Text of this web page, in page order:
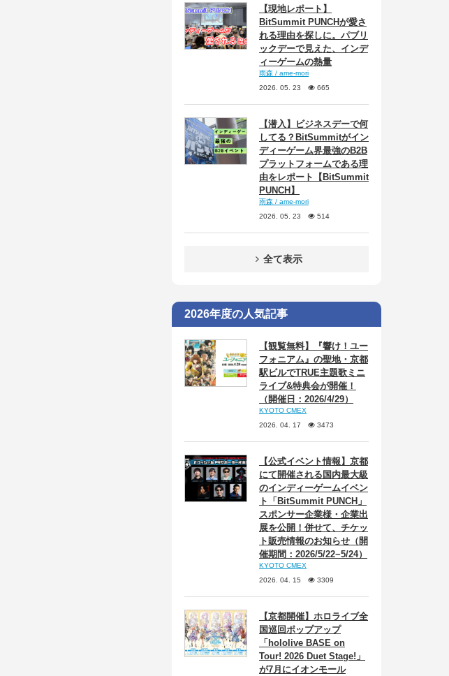
【現地レポート】
BitSummit PUNCHが愛さ
れる理由を探しに。パブリ
ックデーで見えた、インデ
ィーゲームの熱量
雨森 / ame-mori
2026. 05. 23
665
【潜入】ビジネスデーで何
してる？BitSummitがイン
ディーゲーム界最強のB2B
プラットフォームである理
由をレポート【BitSummit
PUNCH】
雨森 / ame-mori
2026. 05. 23
514
全て表示
2026年度の人気記事
【観覧無料】『響け！ユー
フォニアム』の聖地・京都
駅ビルでTRUE主題歌ミニ
ライブ&特典会が開催！
（開催日：2026/4/29）
KYOTO CMEX
2026. 04. 17
3473
【公式イベント情報】京都
にて開催される国内最大級
のインディーゲームイベン
ト「BitSummit PUNCH」
スポンサー企業様・企業出
展を公開！併せて、チケッ
ト販売情報のお知らせ（開
催期間：2026/5/22~5/24）
KYOTO CMEX
2026. 04. 15
3309
【京都開催】ホロライブ全
国巡回ポップアップ
「hololive BASE on
Tour! 2026 Duet Stage!」
が7月にイオンモール